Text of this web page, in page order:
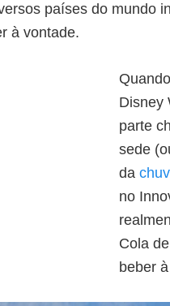
países do mundo
à vontade.
Disney
parte
sede
da
no
Cola
beber